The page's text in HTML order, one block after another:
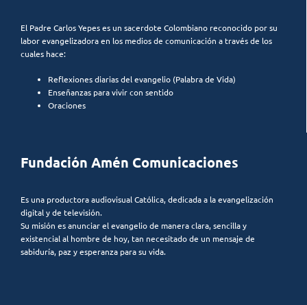
El Padre Carlos Yepes es un sacerdote Colombiano reconocido por su
labor evangelizadora en los medios de comunicación a través de los
cuales hace:
Reflexiones diarias del evangelio (Palabra de Vida)
Enseñanzas para vivir con sentido
Oraciones
Fundación Amén Comunicaciones
Es una productora audiovisual Católica, dedicada a la evangelización
digital y de televisión.
Su misión es anunciar el evangelio de manera clara, sencilla y
existencial al hombre de hoy, tan necesitado de un mensaje de
sabiduría, paz y esperanza para su vida.